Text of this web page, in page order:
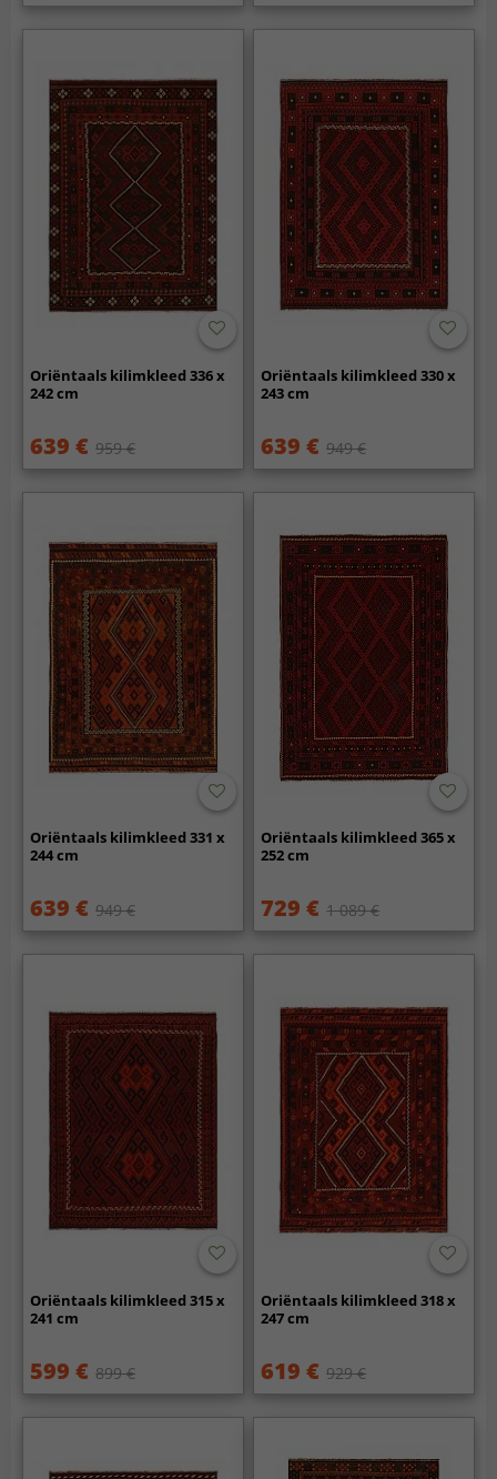
Oriëntaals kilimkleed 336 x
242 cm
639 € 959 €
Oriëntaals kilimkleed 330 x
243 cm
639 € 949 €
Oriëntaals kilimkleed 331 x
244 cm
639 € 949 €
Oriëntaals kilimkleed 365 x
252 cm
729 € 1 089 €
Oriëntaals kilimkleed 315 x
241 cm
599 € 899 €
Oriëntaals kilimkleed 318 x
247 cm
619 € 929 €